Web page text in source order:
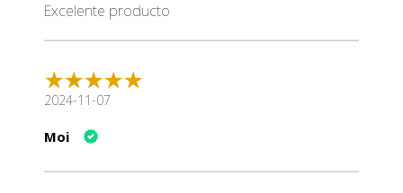
Excelente producto
2024-11-07
Moi